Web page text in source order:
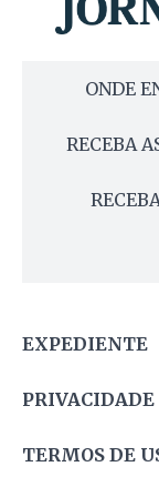
ONDE
RECEBA
EXPEDIENTE
PRIVACIDADE
TERMOS DE